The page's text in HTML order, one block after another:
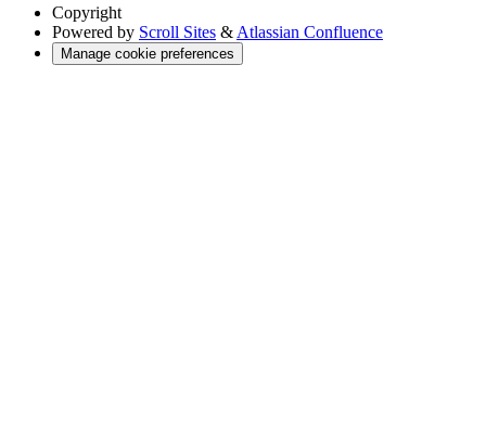
Copyright
Powered by Scroll Sites & Atlassian Confluence
Manage cookie preferences